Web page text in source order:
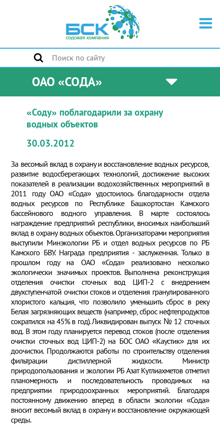
ОАО «СОДА»
«Соду» поблагодарили за охрану
водных объектов
30.03.2012
За весомый вклад в охрану и восстановление водных ресурсов,
развитие водосберегающих технологий, достижение высоких
показателей в реализации водохозяйственных мероприятий в
2011 году ОАО «Сода» удостоилось благодарности отдела
водных ресурсов по Республике Башкортостан Камского
бассейнового водного управления. В марте состоялось
награждение предприятий республики, вносимых наибольший
вклад в охрану водных объектов. Организаторами мероприятия
выступили Минэкологии РБ и отдел водных ресурсов по РБ
Камского БВУ. Награда предприятия - заслуженная. Только в
прошлом году на ОАО «Сода» реализовано несколько
экологически значимых проектов. Выполнена реконструкция
отделения очистки сточных вод ЦИП-2 с внедрением
двухступенчатой очистки стоков и отделения гранулированного
хлористого кальция, что позволило уменьшить сброс в реку
Белая загрязняющих веществ (например, сброс нефтепродуктов
сократился на 45% в год). Ликвидирован выпуск № 12 сточных
вод. В этом году планируется перевод стоков (после отделения
очистки сточных вод ЦИП-2) на БОС ОАО «Каустик» для их
доочистки. Продолжаются работы по строительству отделения
фильтрации дистиллерной жидкости. Министр
природопользования и экологии РБ Азат Кутлиахметов отметил
планомерность и последовательность проводимых на
предприятии природоохранных мероприятий. Благодаря
постоянному движению вперед в области экологии «Сода»
вносит весомый вклад в охрану и восстановление окружающей
среды.